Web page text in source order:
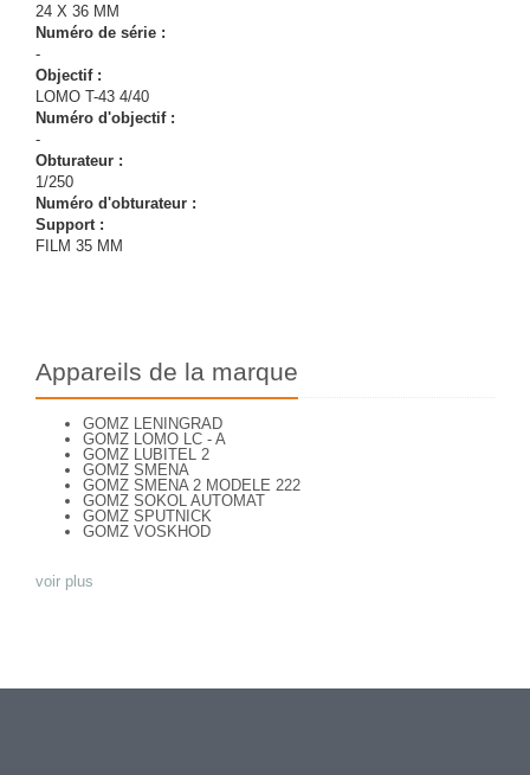
24 X 36 MM
Numéro de série :
-
Objectif :
LOMO T-43 4/40
Numéro d'objectif :
-
Obturateur :
1/250
Numéro d'obturateur :
Support :
FILM 35 MM
Appareils de la marque
GOMZ LENINGRAD
GOMZ LOMO LC - A
GOMZ LUBITEL 2
GOMZ SMENA
GOMZ SMENA 2 MODELE 222
GOMZ SOKOL AUTOMAT
GOMZ SPUTNICK
GOMZ VOSKHOD
voir plus